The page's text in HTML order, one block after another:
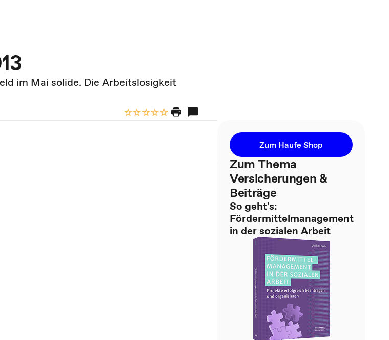
im Mai solide. Die Arbeitslosigkeit
Zum Haufe Shop
Zum Thema
Versicherungen &
Beiträge
So geht's:
Fördermittelmanagement
in der sozialen Arbeit